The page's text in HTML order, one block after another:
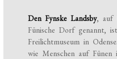
Den Fynske Landsby, auf
Fünische Dorf genannt,
Freilichtmuseum in
wie Menschen auf